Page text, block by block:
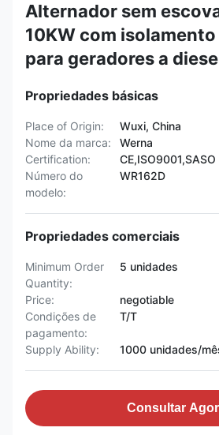
Alternador sem
10KW com isolamento
para geradores a
Propriedades básicas
Place of Origin:
Wuxi, China
Nome da marca:
Werna
Certification:
CE,ISO9001,SASO
Número do
modelo:
WR162D
Propriedades comerciais
Minimum Order
Quantity:
5 unidades
Price:
negotiable
Condições de
pagamento:
T/T
Supply Ability: 1000 unidades/
Consultar